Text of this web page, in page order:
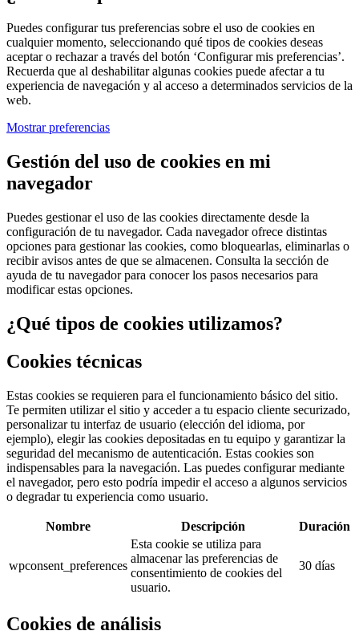
Puedes configurar tus preferencias sobre el uso de cookies en
cualquier momento, seleccionando qué tipos de cookies deseas
aceptar o rechazar a través del botón ‘Configurar mis preferencias’.
Recuerda que al deshabilitar algunas cookies puede afectar a tu
experiencia de navegación y al acceso a determinados servicios de la
web.
Mostrar preferencias
Gestión del uso de cookies en mi
navegador
Puedes gestionar el uso de las cookies directamente desde la
configuración de tu navegador. Cada navegador ofrece distintas
opciones para gestionar las cookies, como bloquearlas, eliminarlas o
recibir avisos antes de que se almacenen. Consulta la sección de
ayuda de tu navegador para conocer los pasos necesarios para
modificar estas opciones.
¿Qué tipos de cookies utilizamos?
Cookies técnicas
Estas cookies se requieren para el funcionamiento básico del sitio.
Te permiten utilizar el sitio y acceder a tu espacio cliente securizado,
personalizar tu interfaz de usuario (elección del idioma, por
ejemplo), elegir las cookies depositadas en tu equipo y garantizar la
seguridad del mecanismo de autenticación. Estas cookies son
indispensables para la navegación. Las puedes configurar mediante
el navegador, pero esto podría impedir el acceso a algunos servicios
o degradar tu experiencia como usuario.
Nombre Descripción Duración
wpconsent_preferences
Esta cookie se utiliza para
almacenar las preferencias de
consentimiento de cookies del
usuario.
30 días
Cookies de análisis